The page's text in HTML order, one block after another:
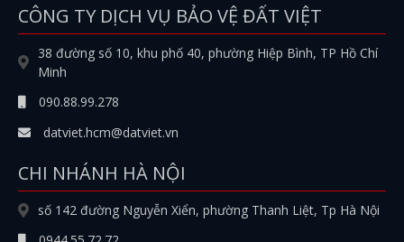
CÔNG TY DỊCH VỤ BẢO VỆ ĐẤT VIỆT
38 đường số 10, khu phố 40, phường Hiệp Bình, TP Hồ Chí
Minh
090.88.99.278
datviet.hcm@datviet.vn
CHI NHÁNH HÀ NỘI
số 142 đường Nguyễn Xiển, phường Thanh Liệt, Tp Hà Nội